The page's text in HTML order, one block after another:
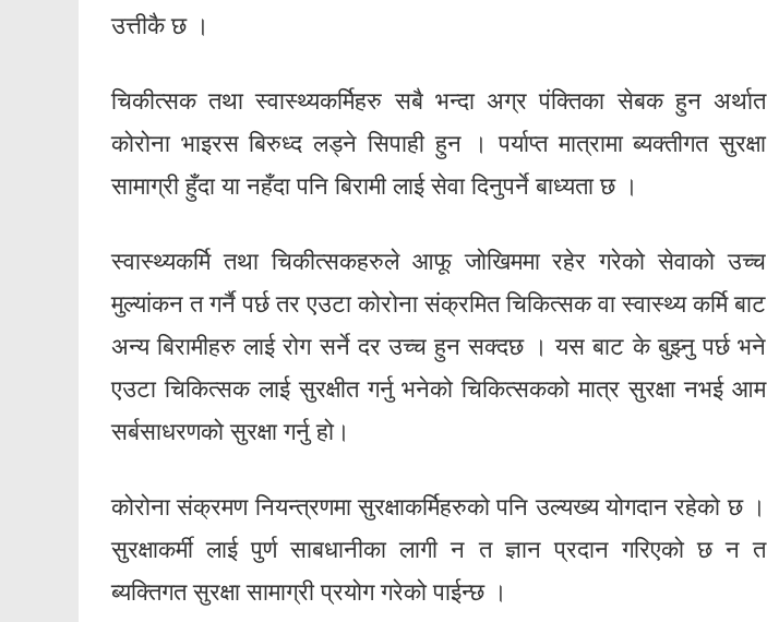
उत्तीकै छ ।
चिकीत्सक तथा स्वास्थ्यकर्मिहरु सबै भन्दा अग्र पंक्तिका सेबक हुन अर्थात
कोरोना भाइरस बिरुध्द लड्ने सिपाही हुन । पर्याप्त मात्रामा ब्यक्तीगत सुरक्षा
सामाग्री हुँदा या नहँदा पनि बिरामी लाई सेवा दिनुपर्ने बाध्यता छ ।
स्वास्थ्यकर्मि तथा चिकीत्सकहरुले आफू जोखिममा रहेर गरेको सेवाको उच्च
मुल्यांकन त गर्नै पर्छ तर एउटा कोरोना संक्रमित चिकित्सक वा स्वास्थ्य कर्मि बाट
अन्य बिरामीहरु लाई रोग सर्ने दर उच्च हुन सक्दछ । यस बाट के बुझ्नु पर्छ भने
एउटा चिकित्सक लाई सुरक्षीत गर्नु भनेको चिकित्सकको मात्र सुरक्षा नभई आम
सर्बसाधरणको सुरक्षा गर्नु हो।
कोरोना संक्रमण नियन्त्रणमा सुरक्षाकर्मिहरुको पनि उल्यख्य योगदान रहेको छ ।
सुरक्षाकर्मी लाई पुर्ण साबधानीका लागी न त ज्ञान प्रदान गरिएको छ न त
ब्यक्तिगत सुरक्षा सामाग्री प्रयोग गरेको पाईन्छ ।